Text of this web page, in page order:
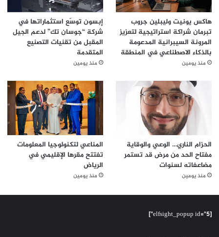
هاكس يونيت وليبلين جروب
تبرمان شراكة استراتيجية لتعزيز
المرونة السيبرانية المدعومة
بالذكاء الاصطناعي في المنطقة
منذ يومين
إبسون توسّع استثماراتها في
شركة “جوسان تك” لدعم الجيل
المقبل من تقنيات التصنيع
المتقدمة
منذ يومين
الحزام الناري… الوعي والوقاية
مفتاح الحد من مرض قد تستمر
مضاعفاته لسنوات
منذ يومين
المناعي لتكنولوجيا المعلومات
تفتتح مقرها الإقليمي في
الرياض
منذ يومين
[elfsight_popup id="5"]